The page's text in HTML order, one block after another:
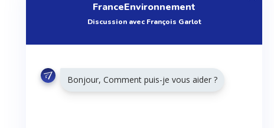
Entreprises
Tutoriels
Articles
FranceEnvironnement
Discussion avec François Garlot
Bonjour, Comment puis-je vous aider ?